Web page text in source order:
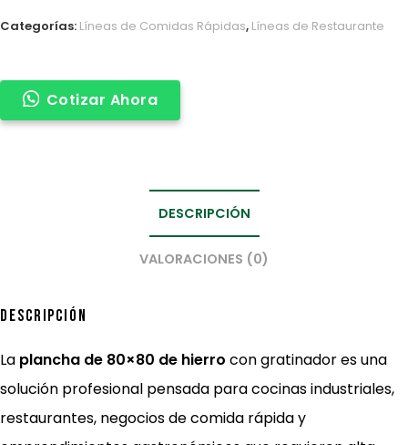
Categorías: Líneas de Comidas Rápidas, Líneas de Restaurante
Cotizar Ahora
DESCRIPCIÓN
VALORACIONES (0)
Descripción
La plancha de 80×80 de hierro con gratinador es una
solución profesional pensada para cocinas industriales,
restaurantes, negocios de comida rápida y